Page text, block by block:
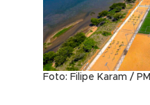
Foto: Filipe Karam /